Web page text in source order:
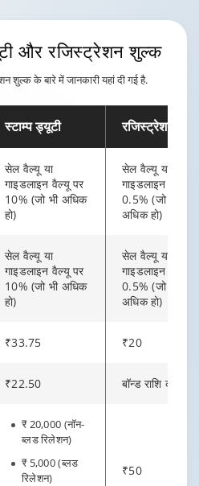
और रजिस्ट्रेशन शुल्क
शुल्क के बारे में जानकारी यहां दी गई है.
स्टाम्प ड्यूटी रजिस्ट्रेशन
सेल वैल्यू या
गाइडलाइन वैल्यू पर
10% (जो भी अधिक
हो)
सेल वैल्यू या
गाइडलाइन वैल्यू
0.5% (जो भी
अधिक हो)
सेल वैल्यू या
गाइडलाइन वैल्यू पर
10% (जो भी अधिक
हो)
सेल वैल्यू या
गाइडलाइन वैल्यू
0.5% (जो भी
अधिक हो)
₹33.75 ₹20
₹22.50 बॉन्ड राशि का
₹ 20,000 (नॉन-
ब्लड रिलेशन)
₹ 5,000 (ब्लड
रिलेशन)
₹50